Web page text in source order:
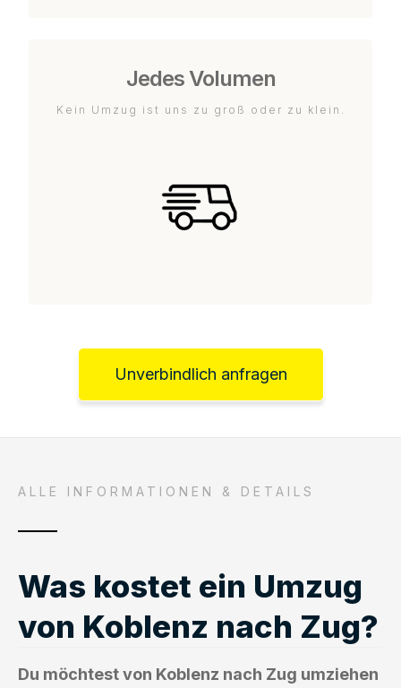
Jedes Volumen
Kein Umzug ist uns zu groß oder zu klein.
Unverbindlich anfragen
ALLE INFORMATIONEN & DETAILS
Was kostet ein Umzug
von Koblenz nach Zug?
Du möchtest von Koblenz nach Zug umziehen